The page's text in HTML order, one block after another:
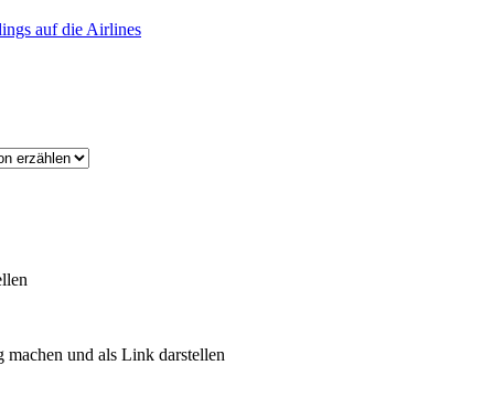
auf die Airlines
machen und als Link darstellen